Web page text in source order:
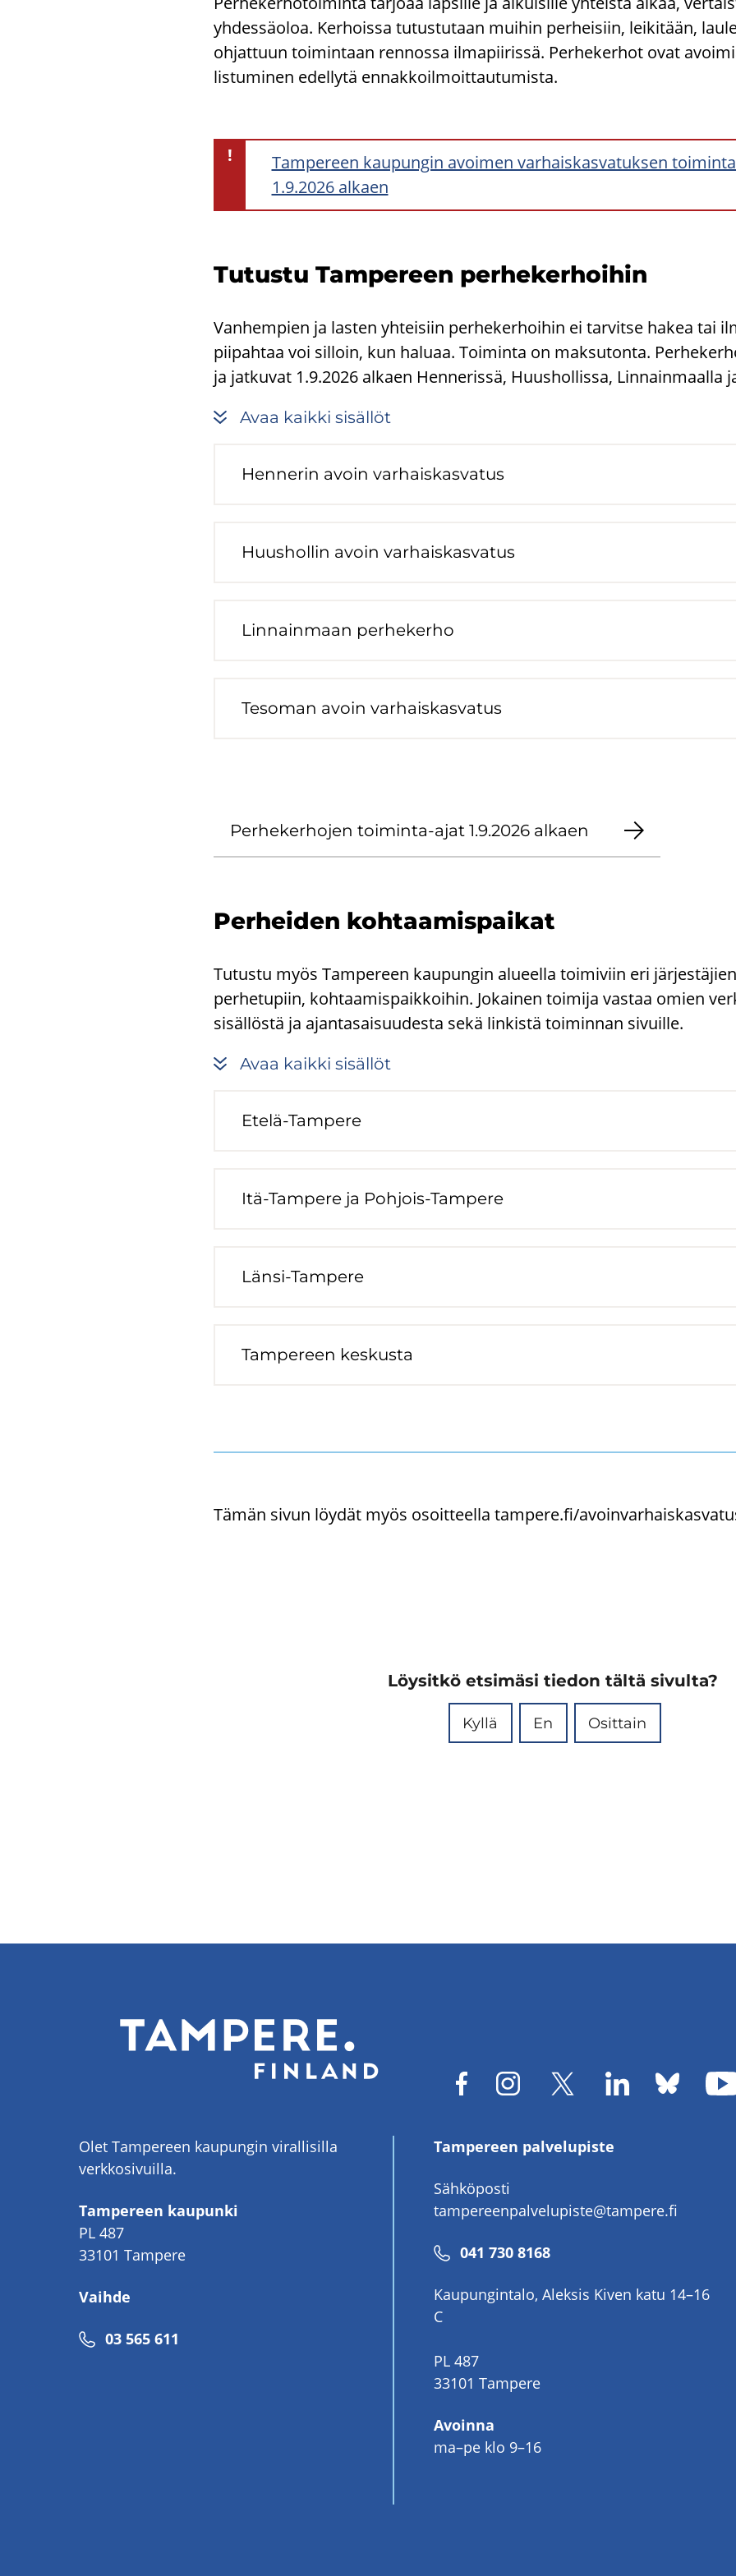
yh­des­sä­oloa. Ker­hois­sa tu­tus­tu­taan mui­hin per­hei­siin, lei­ki­tään,
oh­jat­tuun toi­min­taan ren­nos­sa il­ma­pii­ris­sä. Per­he­ker­hot ovat
lis­tu­mi­nen edel­ly­tä en­nak­koil­moit­tau­tu­mis­ta.
!
Tampereen kaupungin avoimen varhaiskasvatuksen
1.9.2026 alkaen
Tu­tus­tu Tam­pe­reen per­he­ker­hoi­hin
Vanhempien ja lasten yhteisiin perhekerhoihin ei tarvitse hakea tai
piipahtaa voi silloin, kun haluaa. Toiminta on maksutonta.
ja jatkuvat 1.9.2026 alkaen Hennerissä, Huushollissa, Linnainmaalla
Avaa kaik­ki si­säl­löt
Hen­ne­rin avoin var­hais­kas­va­tus
Huus­hol­lin avoin var­hais­kas­va­tus
Lin­nain­maan per­he­ker­ho
Te­so­man avoin var­hais­kas­va­tus
Per­he­ker­ho­jen toiminta-​ajat 1.9.2026 al­kaen
Per­hei­den koh­taa­mis­pai­kat
Tutustu myös Tampereen kaupungin alueella toimiviin eri
perhetupiin, kohtaamispaikkoihin. Jokainen toimija vastaa omien
sisällöstä ja ajantasaisuudesta sekä linkistä toiminnan sivuille.
Avaa kaik­ki si­säl­löt
Etelä-​Tampere
Itä-​Tampere ja Pohjois-​Tampere
Länsi-​Tampere
Tam­pe­reen kes­kus­ta
Tämän sivun löy­dät myös osoit­teel­la tam­pe­re.fi/
Löysitkö etsimäsi tiedon tältä sivulta?
Kyllä En Osittain
Olet Tampereen kaupungin virallisilla
verkkosivuilla.
Tampereen kaupunki
PL 487
33101 Tampere
Vaihde
Puhelinnumero
03 565 611
Tampereen palvelupiste
Sähköposti
tampereenpalvelupiste@tampere.fi
Puhelinnumero
041 730 8168
Kaupungintalo, Aleksis Kiven katu 14–16
C
PL 487
33101 Tampere
Avoinna
ma–pe klo 9–16